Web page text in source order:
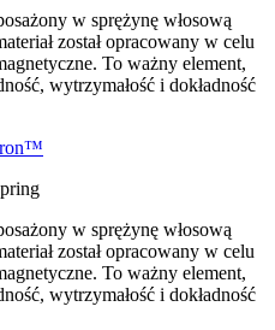
w sprężynę włosową
został opracowany w celu
To ważny element,
wytrzymałość i dokładność
w sprężynę włosową
został opracowany w celu
To ważny element,
wytrzymałość i dokładność